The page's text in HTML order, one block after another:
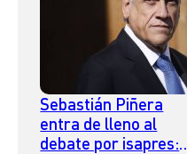
Sebastián Piñera
entra de lleno al
debate por isapres: